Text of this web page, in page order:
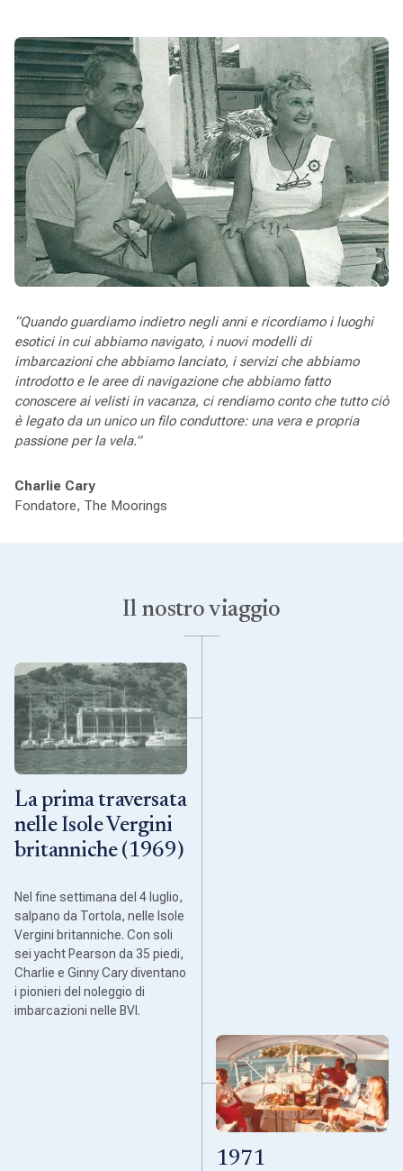
“Quando guardiamo indietro negli anni e ricordiamo i luoghi
esotici in cui abbiamo navigato, i nuovi modelli di
imbarcazioni che abbiamo lanciato, i servizi che abbiamo
introdotto e le aree di navigazione che abbiamo fatto
conoscere ai velisti in vacanza, ci rendiamo conto che tutto ciò
è legato da un unico un filo conduttore: una vera e propria
passione per la vela.”
Charlie Cary
Fondatore, The Moorings
Il nostro viaggio
La prima traversata
nelle Isole Vergini
britanniche (1969)
Nel fine settimana del 4 luglio,
salpano da Tortola, nelle Isole
Vergini britanniche. Con soli
sei yacht Pearson da 35 piedi,
Charlie e Ginny Cary diventano
i pionieri del noleggio di
imbarcazioni nelle BVI.
1971